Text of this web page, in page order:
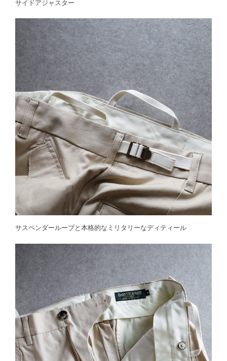
サイドアジャスター
サスペンダーループと本格的なミリタリーなディティール